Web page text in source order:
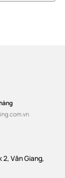
2, Văn Giang,